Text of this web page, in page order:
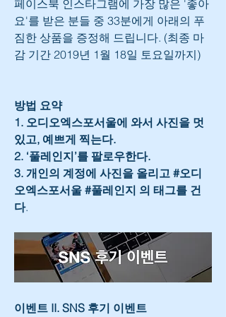
페이스북 인스타그램에 가장 많은 '좋아
요'를 받은 분들 중 33분에게 아래의 푸
짐한 상품을 증정해 드립니다. (최종 마
감 기간 2019년 1월 18일 토요일까지)
방법 요약
1. 오디오엑스포서울에 와서 사진을 멋
있고, 예쁘게 찍는다.
2. ‘풀레인지’를 팔로우한다.
3. 개인의 계정에 사진을 올리고 #오디
오엑스포서울 #풀레인지 의 태그를 건
다.
이벤트 II. SNS 후기 이벤트